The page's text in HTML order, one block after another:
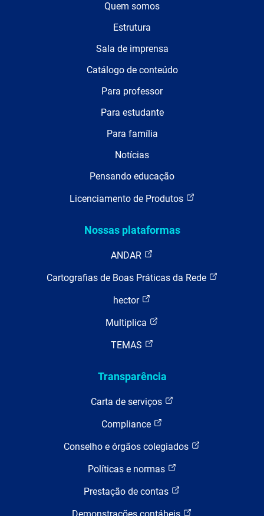
Quem somos
Estrutura
Sala de imprensa
Catálogo de conteúdo
Para professor
Para estudante
Para família
Notícias
Pensando educação
Licenciamento de Produtos
Nossas plataformas
ANDAR
Cartografias de Boas Práticas da Rede
hector
Multiplica
TEMAS
Transparência
Carta de serviços
Compliance
Conselho e órgãos colegiados
Políticas e normas
Prestação de contas